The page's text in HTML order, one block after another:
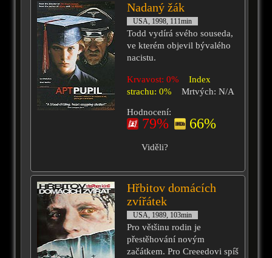
Nadaný žák
USA, 1998, 111min
Todd vydírá svého souseda,
ve kterém objevil bývalého
nacistu.
Krvavost: 0%
Index
strachu: 0%
Mrtvých: N/A
Hodnocení:
79% 66%
Viděli?
Hřbitov domácích
zvířátek
USA, 1989, 103min
Pro většinu rodin je
přestěhování novým
začátkem. Pro Creeedovi spíš